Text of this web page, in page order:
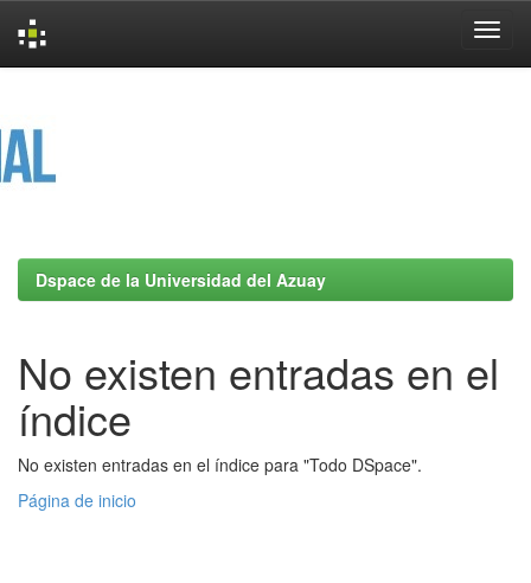
Dspace de la Universidad del Azuay
No existen entradas en el
índice
No existen entradas en el índice para "Todo DSpace".
Página de inicio